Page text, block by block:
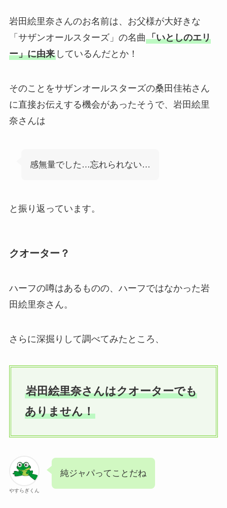
岩田絵里奈さんのお名前は、お父様が大好きな
「サザンオールスターズ」の名曲「いとしのエリ
ー」に由来しているんだとか！
そのことをサザンオールスターズの桑田佳祐さん
に直接お伝えする機会があったそうで、岩田絵里
奈さんは
感無量でした…忘れられない…
と振り返っています。
クオーター？
ハーフの噂はあるものの、ハーフではなかった岩
田絵里奈さん。
さらに深掘りして調べてみたところ、
岩田絵里奈さんはクオーターでも
ありません！
やすらぎくん
純ジャパってことだね